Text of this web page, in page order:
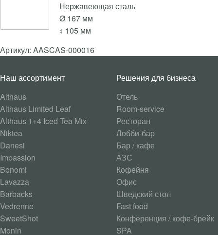
Нержавеющая сталь
Ø 167 мм
↕ 105 мм
Артикул: AASCAS-000016
Наш ассортимент
Althaus
Althaus Limited Leaf
Althaus 1+4 Iced Tea Mix
Niktea
Danesi
Impassion
Bonomi
Lavazza
Barbacks
Vedrenne
SweetShot
Monin
Решения для бизнеса
Отель
Room-service
Ресторан
Лобби-бар
Бар / кафе
АЗС
Кофейня
Офис
Шведский стол
Fast food
Конференция / кофе-брейк
SPA